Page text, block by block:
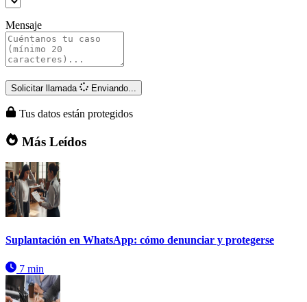
Mensaje
Solicitar llamada Enviando...
Tus datos están protegidos
Más Leídos
Suplantación en WhatsApp: cómo denunciar y protegerse
7 min